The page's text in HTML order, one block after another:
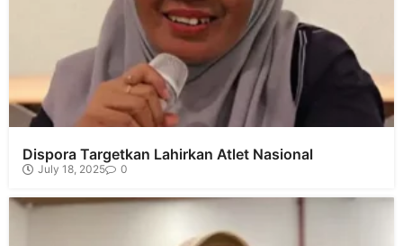
Dispora Targetkan Lahirkan Atlet Nasional
July 18, 2025 0